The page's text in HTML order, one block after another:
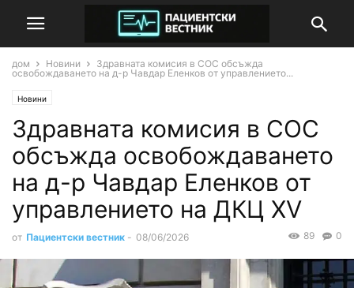
дом Новини
Здравната комисия в СОС обсъжда
освобождаването на д-р Чавдар Еленков от управлението...
Новини
Здравната комисия в СОС
обсъжда освобождаването
на д-р Чавдар Еленков от
управлението на ДКЦ XV
от Пациентски вестник - 08/06/2026 0
89